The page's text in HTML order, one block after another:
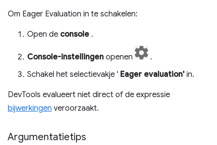
Om Eager Evaluation in te schakelen:
Open de console .
Console-instellingen openen
.
Schakel het selectievakje ' Eager evaluation' in.
DevTools evalueert niet direct of de expressie
bijwerkingen veroorzaakt.
Argumentatietips